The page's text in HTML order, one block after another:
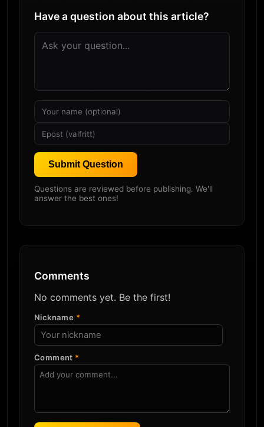
Have a question about this article?
Submit Question
Questions are reviewed before publishing. We'll
answer the best ones!
Comments
No comments yet. Be the first!
Nickname *
Comment *